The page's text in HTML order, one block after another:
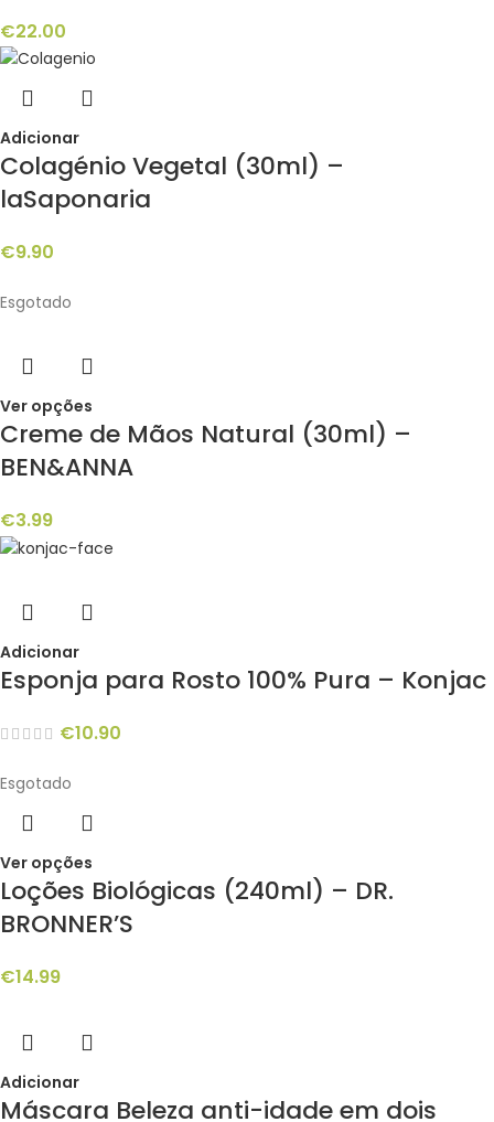
€22.00
Adicionar
Colagénio Vegetal (30ml) –
laSaponaria
€9.90
Esgotado
Ver opções
Creme de Mãos Natural (30ml) –
BEN&ANNA
€3.99
Adicionar
Esponja para Rosto 100% Pura – Konjac
€10.90
Esgotado
Ver opções
Loções Biológicas (240ml) – DR.
BRONNER’S
€14.99
Adicionar
Máscara Beleza anti-idade em dois